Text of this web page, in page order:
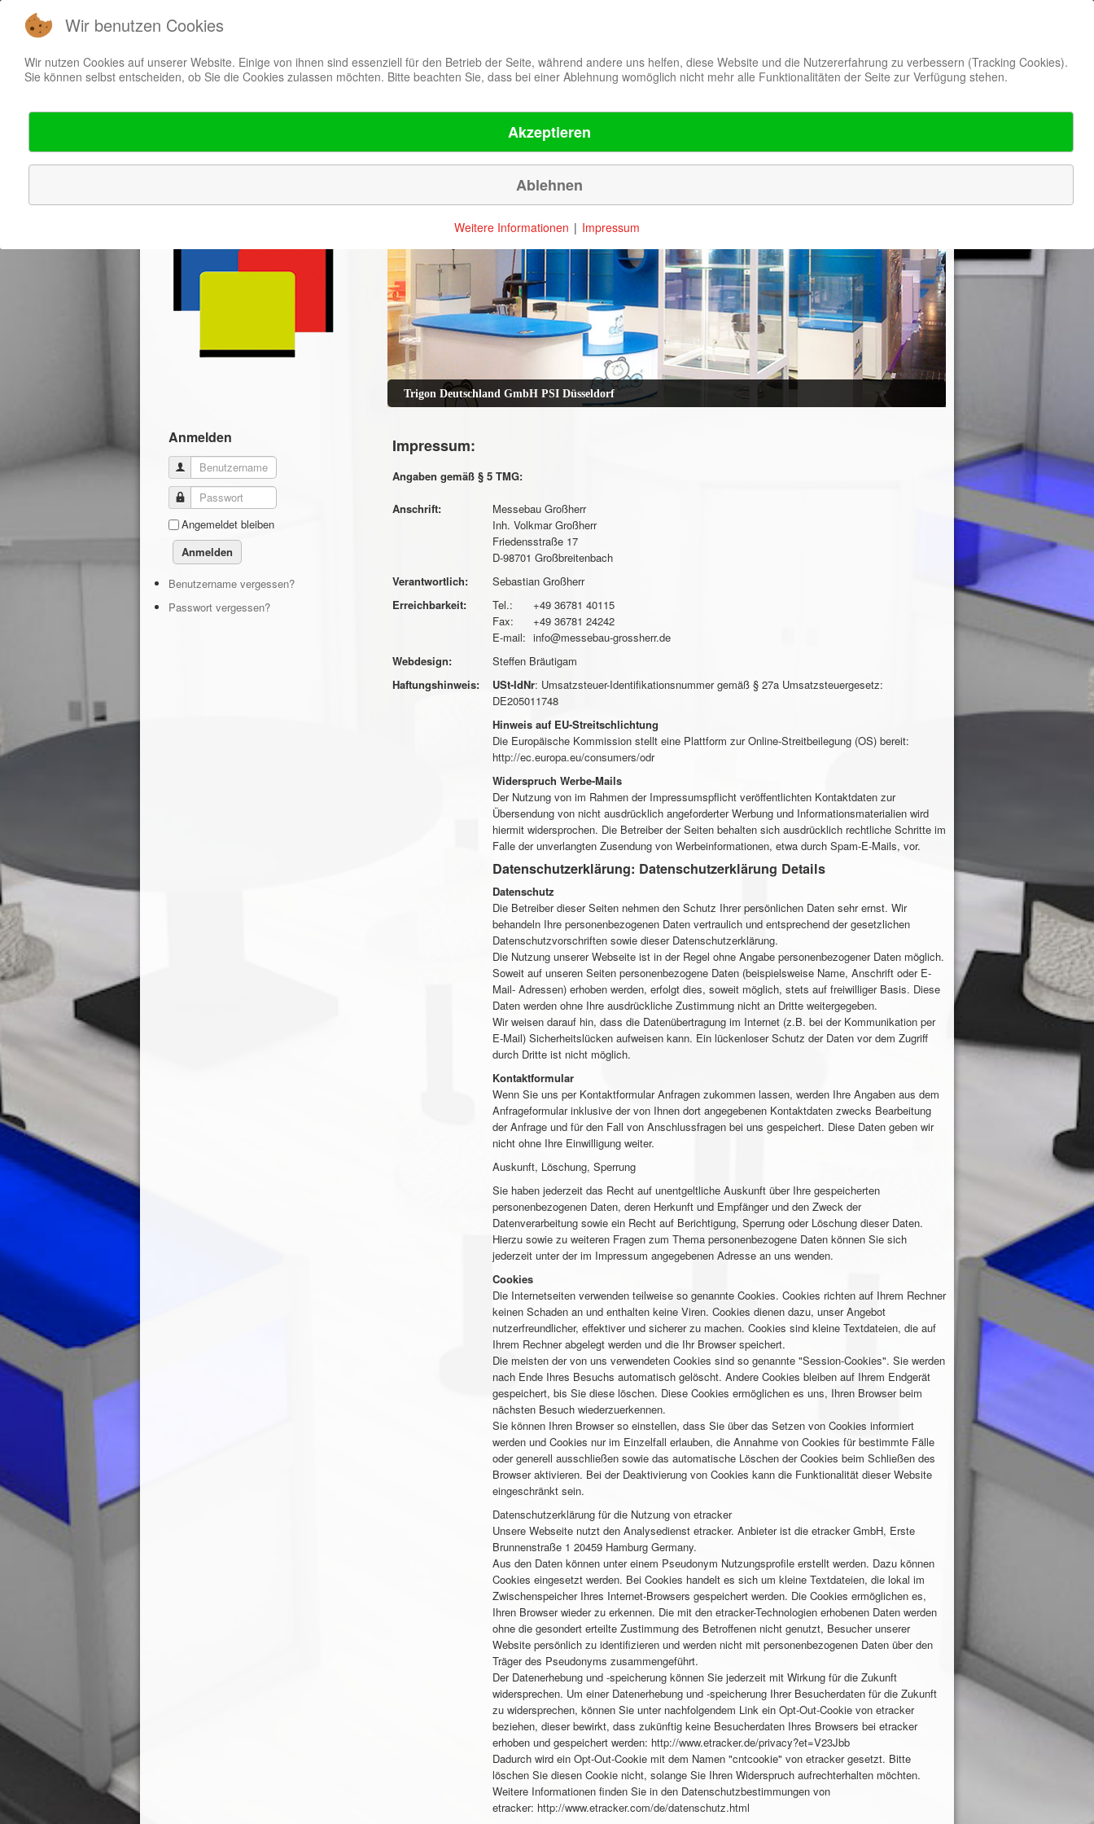
Trigon Deutschland GmbH PSI Düsseldorf
Anmelden
Benutzername
Passwort
Angemeldet bleiben
Anmelden
Benutzername vergessen?
Passwort vergessen?
Impressum:
Angaben gemäß § 5 TMG:
Anschrift:
Messebau Großherr
Inh. Volkmar Großherr
Friedensstraße 17
D-98701 Großbreitenbach
Verantwortlich:
Sebastian Großherr
Erreichbarkeit:
Tel.:
Fax:
E-mail:
+49 36781 40115
+49 36781 24242
info@messebau-grossherr.de
Webdesign:
Steffen Bräutigam
Haftungshinweis: USt-IdNr: Umsatzsteuer-Identifikationsnummer gemäß § 27a Umsatzsteuergesetz:
DE205011748
Hinweis auf EU-Streitschlichtung
Die Europäische Kommission stellt eine Plattform zur Online-Streitbeilegung (OS) bereit:
http://ec.europa.eu/consumers/odr
Widerspruch Werbe-Mails
Der Nutzung von im Rahmen der Impressumspflicht veröffentlichten Kontaktdaten zur
Übersendung von nicht ausdrücklich angeforderter Werbung und Informationsmaterialien wird
hiermit widersprochen. Die Betreiber der Seiten behalten sich ausdrücklich rechtliche Schritte im
Falle der unverlangten Zusendung von Werbeinformationen, etwa durch Spam-E-Mails, vor.
Datenschutzerklärung: Datenschutzerklärung Details
Datenschutz
Die Betreiber dieser Seiten nehmen den Schutz Ihrer persönlichen Daten sehr ernst. Wir
behandeln Ihre personenbezogenen Daten vertraulich und entsprechend der gesetzlichen
Datenschutzvorschriften sowie dieser Datenschutzerklärung.
Die Nutzung unserer Webseite ist in der Regel ohne Angabe personenbezogener Daten möglich.
Soweit auf unseren Seiten personenbezogene Daten (beispielsweise Name, Anschrift oder E-
Mail- Adressen) erhoben werden, erfolgt dies, soweit möglich, stets auf freiwilliger Basis. Diese
Daten werden ohne Ihre ausdrückliche Zustimmung nicht an Dritte weitergegeben.
Wir weisen darauf hin, dass die Datenübertragung im Internet (z.B. bei der Kommunikation per
E-Mail) Sicherheitslücken aufweisen kann. Ein lückenloser Schutz der Daten vor dem Zugriff
durch Dritte ist nicht möglich.
Kontaktformular
Wenn Sie uns per Kontaktformular Anfragen zukommen lassen, werden Ihre Angaben aus dem
Anfrageformular inklusive der von Ihnen dort angegebenen Kontaktdaten zwecks Bearbeitung
der Anfrage und für den Fall von Anschlussfragen bei uns gespeichert. Diese Daten geben wir
nicht ohne Ihre Einwilligung weiter.
Auskunft, Löschung, Sperrung
Sie haben jederzeit das Recht auf unentgeltliche Auskunft über Ihre gespeicherten
personenbezogenen Daten, deren Herkunft und Empfänger und den Zweck der
Datenverarbeitung sowie ein Recht auf Berichtigung, Sperrung oder Löschung dieser Daten.
Hierzu sowie zu weiteren Fragen zum Thema personenbezogene Daten können Sie sich
jederzeit unter der im Impressum angegebenen Adresse an uns wenden.
Cookies
Die Internetseiten verwenden teilweise so genannte Cookies. Cookies richten auf Ihrem Rechner
keinen Schaden an und enthalten keine Viren. Cookies dienen dazu, unser Angebot
nutzerfreundlicher, effektiver und sicherer zu machen. Cookies sind kleine Textdateien, die auf
Ihrem Rechner abgelegt werden und die Ihr Browser speichert.
Die meisten der von uns verwendeten Cookies sind so genannte "Session-Cookies". Sie werden
nach Ende Ihres Besuchs automatisch gelöscht. Andere Cookies bleiben auf Ihrem Endgerät
gespeichert, bis Sie diese löschen. Diese Cookies ermöglichen es uns, Ihren Browser beim
nächsten Besuch wiederzuerkennen.
Sie können Ihren Browser so einstellen, dass Sie über das Setzen von Cookies informiert
werden und Cookies nur im Einzelfall erlauben, die Annahme von Cookies für bestimmte Fälle
oder generell ausschließen sowie das automatische Löschen der Cookies beim Schließen des
Browser aktivieren. Bei der Deaktivierung von Cookies kann die Funktionalität dieser Website
eingeschränkt sein.
Datenschutzerklärung für die Nutzung von etracker
Unsere Webseite nutzt den Analysedienst etracker. Anbieter ist die etracker GmbH, Erste
Brunnenstraße 1 20459 Hamburg Germany.
Aus den Daten können unter einem Pseudonym Nutzungsprofile erstellt werden. Dazu können
Cookies eingesetzt werden. Bei Cookies handelt es sich um kleine Textdateien, die lokal im
Zwischenspeicher Ihres Internet-Browsers gespeichert werden. Die Cookies ermöglichen es,
Ihren Browser wieder zu erkennen. Die mit den etracker-Technologien erhobenen Daten werden
ohne die gesondert erteilte Zustimmung des Betroffenen nicht genutzt, Besucher unserer
Website persönlich zu identifizieren und werden nicht mit personenbezogenen Daten über den
Träger des Pseudonyms zusammengeführt.
Der Datenerhebung und -speicherung können Sie jederzeit mit Wirkung für die Zukunft
widersprechen. Um einer Datenerhebung und -speicherung Ihrer Besucherdaten für die Zukunft
zu widersprechen, können Sie unter nachfolgendem Link ein Opt-Out-Cookie von etracker
beziehen, dieser bewirkt, dass zukünftig keine Besucherdaten Ihres Browsers bei etracker
erhoben und gespeichert werden: http://www.etracker.de/privacy?et=V23Jbb
Dadurch wird ein Opt-Out-Cookie mit dem Namen "cntcookie" von etracker gesetzt. Bitte
löschen Sie diesen Cookie nicht, solange Sie Ihren Widerspruch aufrechterhalten möchten.
Weitere Informationen finden Sie in den Datenschutzbestimmungen von
etracker: http://www.etracker.com/de/datenschutz.html
Wir benutzen Cookies
Wir nutzen Cookies auf unserer Website. Einige von ihnen sind essenziell für den Betrieb der Seite, während andere uns helfen, diese Website und die Nutzererfahrung zu verbessern (Tracking Cookies).
Sie können selbst entscheiden, ob Sie die Cookies zulassen möchten. Bitte beachten Sie, dass bei einer Ablehnung womöglich nicht mehr alle Funktionalitäten der Seite zur Verfügung stehen.
Akzeptieren
Ablehnen
Weitere Informationen | Impressum